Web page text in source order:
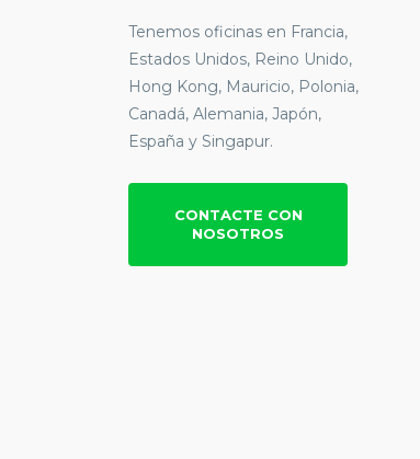
Tenemos oficinas en Francia,
Estados Unidos, Reino Unido,
Hong Kong, Mauricio, Polonia,
Canadá, Alemania, Japón,
España y Singapur.
CONTACTE CON
NOSOTROS